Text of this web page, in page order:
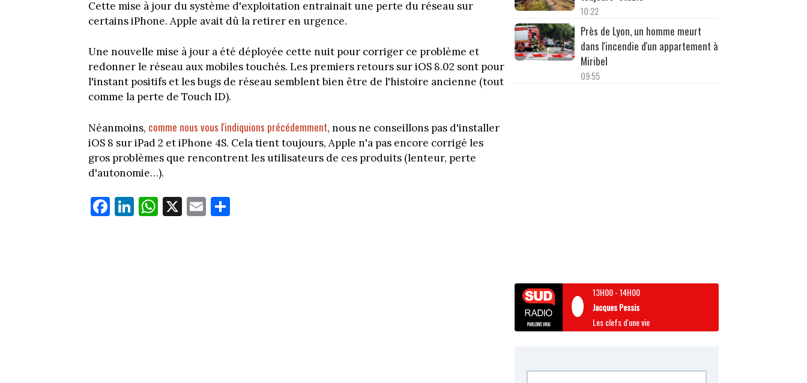
Cette mise à jour du système d'exploitation entrainait une perte du réseau sur
certains iPhone. Apple avait dû la retirer en urgence.
Une nouvelle mise à jour a été déployée cette nuit pour corriger ce problème et
redonner le réseau aux mobiles touchés. Les premiers retours sur iOS 8.02 sont pour
l'instant positifs et les bugs de réseau semblent bien être de l'histoire ancienne (tout
comme la perte de Touch ID).
Néanmoins, comme nous vous l'indiquions précédemment, nous ne conseillons pas d'installer
iOS 8 sur iPad 2 et iPhone 4S. Cela tient toujours, Apple n'a pas encore corrigé les
gros problèmes que rencontrent les utilisateurs de ces produits (lenteur, perte
d'autonomie…).
Fa
ce
Li
nk
W
ha
X E
m
10:22
Près de Lyon, un homme meurt
dans l'incendie d'un appartement à
Miribel
09:55
13H00-14H00
Jacques Pessis
Les clefs d'une vie